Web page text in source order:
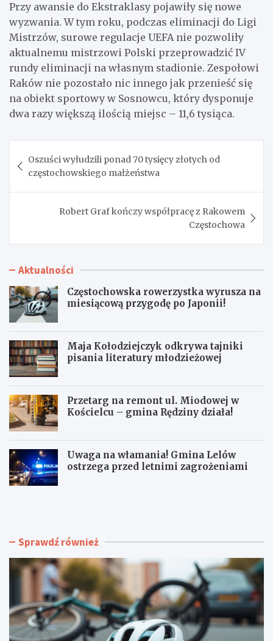
Przy awansie do Ekstraklasy pojawiły się nowe
wyzwania. W tym roku, podczas eliminacji do Ligi
Mistrzów, surowe regulacje UEFA nie pozwoliły
aktualnemu mistrzowi Polski przeprowadzić IV
rundy eliminacji na własnym stadionie. Zespołowi
Raków nie pozostało nic innego jak przenieść się
na obiekt sportowy w Sosnowcu, który dysponuje
dwa razy większą ilością miejsc – 11,6 tysiąca.
wpisu
Oszuści wyłudzili ponad 70 tysięcy złotych od
częstochowskiego małżeństwa
Robert Graf kończy współpracę z Rakowem
Częstochowa
Aktualności
Częstochowska rowerzystka wyrusza na
miesiącową przygodę po Japonii!
Maja Kołodziejczyk odkrywa tajniki
pisania literatury młodzieżowej
Przetarg na remont ul. Miodowej w
Kościelcu – gmina Rędziny działa!
Uwaga na włamania! Gmina Lelów
ostrzega przed letnimi zagrożeniami
C
o
h
o
k
a
r
M
o
o
d
e
j
c
Sprawdź również